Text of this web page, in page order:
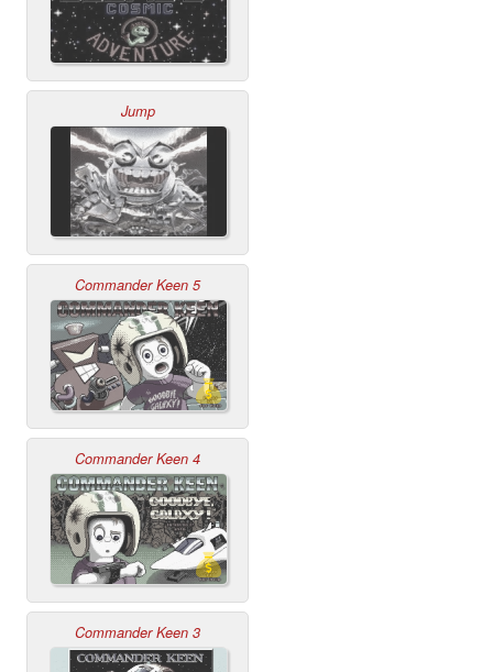
Jump
Commander Keen 5
Commander Keen 4
Commander Keen 3